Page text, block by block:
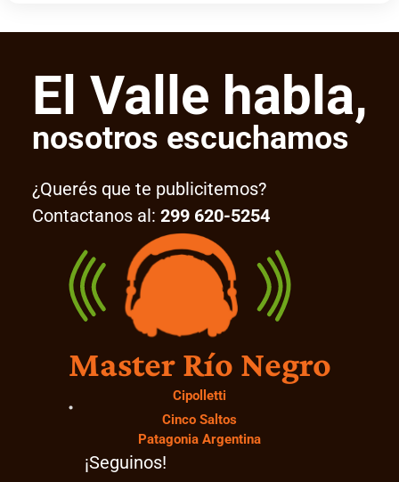
El Valle habla,
nosotros escuchamos
¿Querés que te publicitemos?
Contactanos al: 299 620-5254
Master Río Negro
Cipolletti
Cinco Saltos
Patagonia Argentina
¡Seguinos!